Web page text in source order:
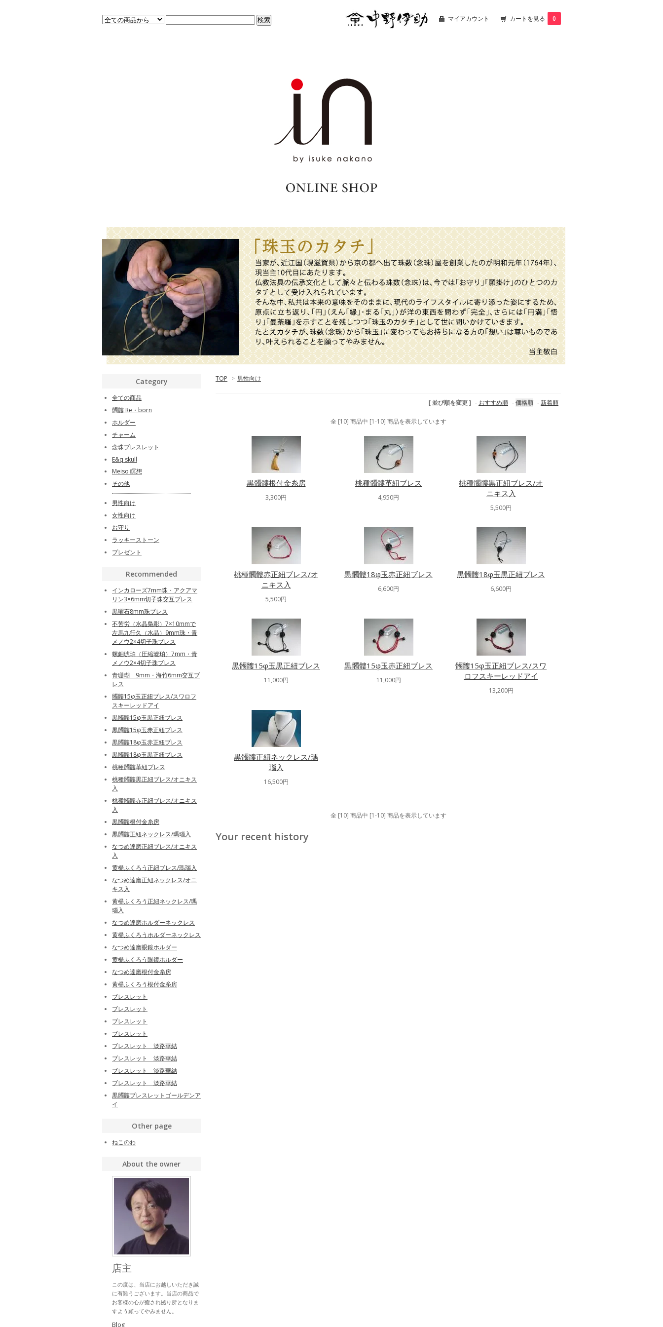
マイアカウント カートを見る 0
TOP > 男性向け
[ 並び順を変更 ] - おすすめ順 -価格順 -新着順
全 [10] 商品中 [1-10] 商品を表示しています
黒髑髏根付金糸房
3,300円
桃種髑髏革紐ブレス
4,950円
桃種髑髏黒正紐ブレス/オ
ニキス入
5,500円
桃種髑髏赤正紐ブレス/オ
ニキス入
5,500円
黒髑髏18φ玉赤正紐ブレス
6,600円
黒髑髏18φ玉黒正紐ブレス
6,600円
黒髑髏15φ玉黒正紐ブレス
11,000円
黒髑髏15φ玉赤正紐ブレス
11,000円
髑髏15φ玉正紐ブレス/スワ
ロフスキーレッドアイ
13,200円
黒髑髏正紐ネックレス/瑪
瑙入
16,500円
全 [10] 商品中 [1-10] 商品を表示しています
Your recent history
Category
全ての商品
髑髏 Re・born
ホルダー
チャーム
念珠ブレスレット
E&q skull
Meiso 瞑想
その他
男性向け
女性向け
お守り
ラッキーストーン
プレゼント
Recommended
インカローズ7mm珠・アクアマ
リン3×6mm切子珠交互ブレス
黒曜石8mm珠ブレス
不苦労（水晶梟彫）7×10mmで
左馬九行久（水晶）9mm珠・青
メノウ2×4切子珠ブレス
螺鈿琥珀（圧縮琥珀）7mm・青
メノウ2×4切子珠ブレス
青珊瑚 9mm・海竹6mm交互ブ
レス
髑髏15φ玉正紐ブレス/スワロフ
スキーレッドアイ
黒髑髏15φ玉黒正紐ブレス
黒髑髏15φ玉赤正紐ブレス
黒髑髏18φ玉赤正紐ブレス
黒髑髏18φ玉黒正紐ブレス
桃種髑髏革紐ブレス
桃種髑髏黒正紐ブレス/オニキス
入
桃種髑髏赤正紐ブレス/オニキス
入
黒髑髏根付金糸房
黒髑髏正紐ネックレス/瑪瑙入
なつめ達磨正紐ブレス/オニキス
入
黄楊ふくろう正紐ブレス/瑪瑙入
なつめ達磨正紐ネックレス/オニ
キス入
黄楊ふくろう正紐ネックレス/瑪
瑙入
なつめ達磨ホルダーネックレス
黄楊ふくろうホルダーネックレス
なつめ達磨眼鏡ホルダー
黄楊ふくろう眼鏡ホルダー
なつめ達磨根付金糸房
黄楊ふくろう根付金糸房
ブレスレット
ブレスレット
ブレスレット
ブレスレット
ブレスレット 淡路華結
ブレスレット 淡路華結
ブレスレット 淡路華結
ブレスレット 淡路華結
黒髑髏ブレスレットゴールデンア
イ
Other page
ねこのわ
About the owner
店主
この度は、当店にお越しいただき誠
に有難うございます。当店の商品で
お客様の心が癒され拠り所となりま
すよう願ってやみません。
Blog